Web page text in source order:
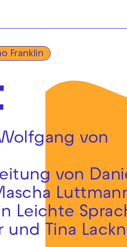
Zum
Franklin
von
von
Luttmann
Leichte
und Tina